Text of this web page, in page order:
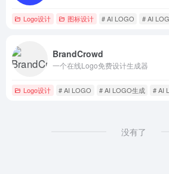
Logo设计 图标设计 # AI LOGO # AI
BrandCrowd
一个在线Logo免费设计生成器
Logo设计 # AI LOGO # AI LOGO生成 # AI
没有了